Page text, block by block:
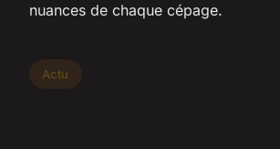
nuances de chaque cépage.
Actu